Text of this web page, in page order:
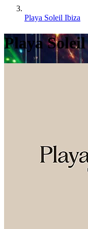
Playa Soleil Ibiza
Playa